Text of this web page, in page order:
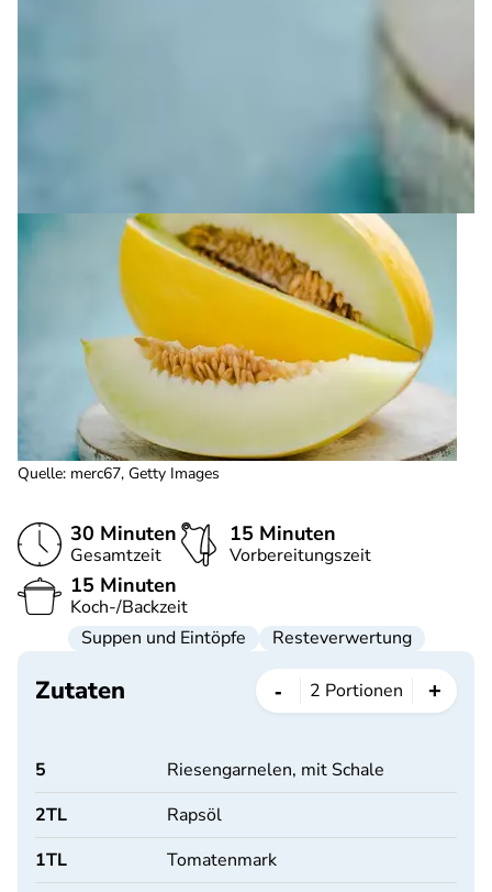
Quelle: merc67, Getty Images
30 Minuten
Gesamtzeit
15 Minuten
Vorbereitungszeit
15 Minuten
Koch-/Backzeit
Suppen und Eintöpfe
Resteverwertung
Zutaten - 2 Portionen +
5
Riesengarnelen, mit Schale
2TL
Rapsöl
1TL
Tomatenmark